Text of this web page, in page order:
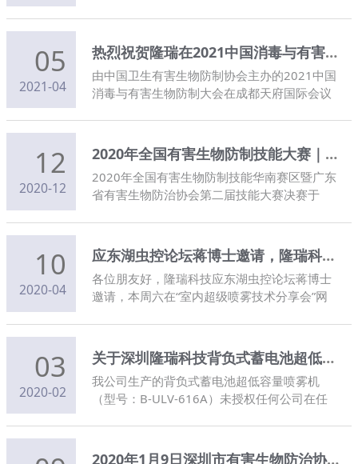
05
2021-04
热烈祝贺隆瑞在2021中国消毒与有害生物防制大会荣获卫生杀虫药械销量五强！
由中国卫生有害生物防制协会主办的2021中国
消毒与有害生物防制大会在成都天府国际会议
12
2020-12
2020年全国有害生物防制技能大赛｜隆瑞为大赛指定器械及协办方到场
2020年全国有害生物防制技能华南赛区暨广东
省有害生物防治协会第二届技能大赛决赛于
热力烟雾机为本次决赛指定器械。
10
2020-04
应东湖虫控论坛蒋博士邀请，隆瑞科技于本周六分享网课——超低量喷雾机特点与使用
各位朋友好，隆瑞科技应东湖虫控论坛蒋博士
邀请，本周六在“室内超级喷雾技术分享会”网
03
2020-02
关于深圳隆瑞科技背负式蓄电池超低容量喷雾机（B-ULV-616A）的声明
我公司生产的背负式蓄电池超低容量喷雾机
（型号：B-ULV-616A）未授权任何公司在任
2020年1月9日深圳市有害生物防治协会全体会员大会